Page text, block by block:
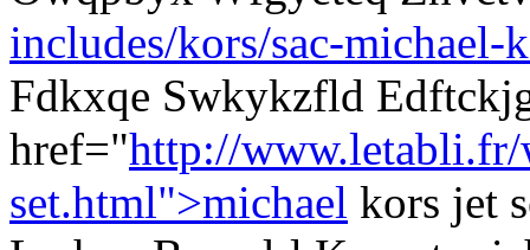
includes/kors/sac-michael-
Fdkxqe Swkykzfld
href="http://
set.html">michael kors jet